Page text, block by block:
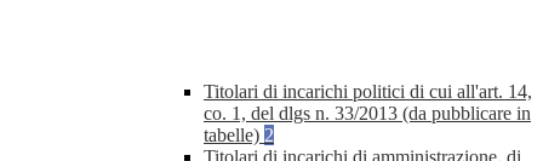
Titolari di incarichi politici di cui all'art. 14,
co. 1, del dlgs n. 33/2013 (da pubblicare in
tabelle) 2